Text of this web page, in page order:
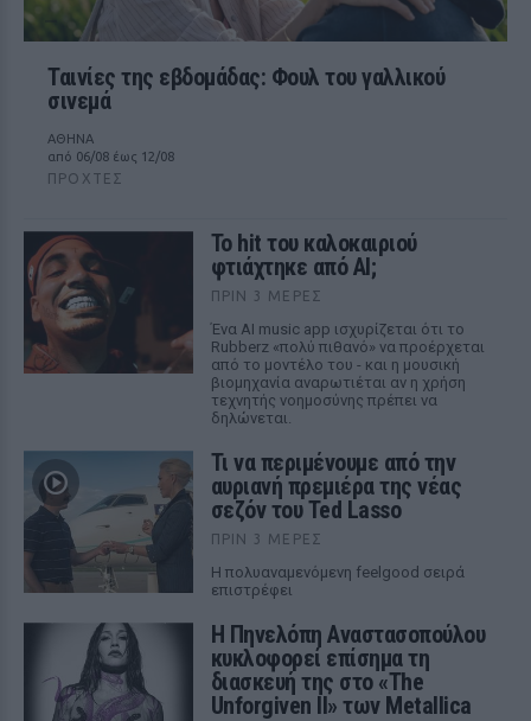
Ταινίες της εβδομάδας: Φουλ του γαλλικού
σινεμά
ΑΘΗΝΑ
από 06/08 έως 12/08
ΠΡΟΧΤΈΣ
Το hit του καλοκαιριού
φτιάχτηκε από AI;
ΠΡΙΝ 3 ΜΈΡΕΣ
Ένα AI music app ισχυρίζεται ότι το
Rubberz «πολύ πιθανό» να προέρχεται
από το μοντέλο του - και η μουσική
βιομηχανία αναρωτιέται αν η χρήση
τεχνητής νοημοσύνης πρέπει να
δηλώνεται.
Τι να περιμένουμε από την
αυριανή πρεμιέρα της νέας
σεζόν του Ted Lasso
ΠΡΙΝ 3 ΜΈΡΕΣ
Η πολυαναμενόμενη feelgood σειρά
επιστρέφει
Η Πηνελόπη Αναστασοπούλου
κυκλοφορεί επίσημα τη
διασκευή της στο «The
Unforgiven II» των Metallica